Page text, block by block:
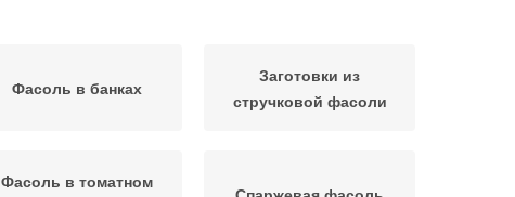
Фасоль в банках
Заготовки из
стручковой фасоли
Фасоль в томатном